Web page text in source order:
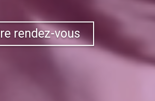
rendez-vous